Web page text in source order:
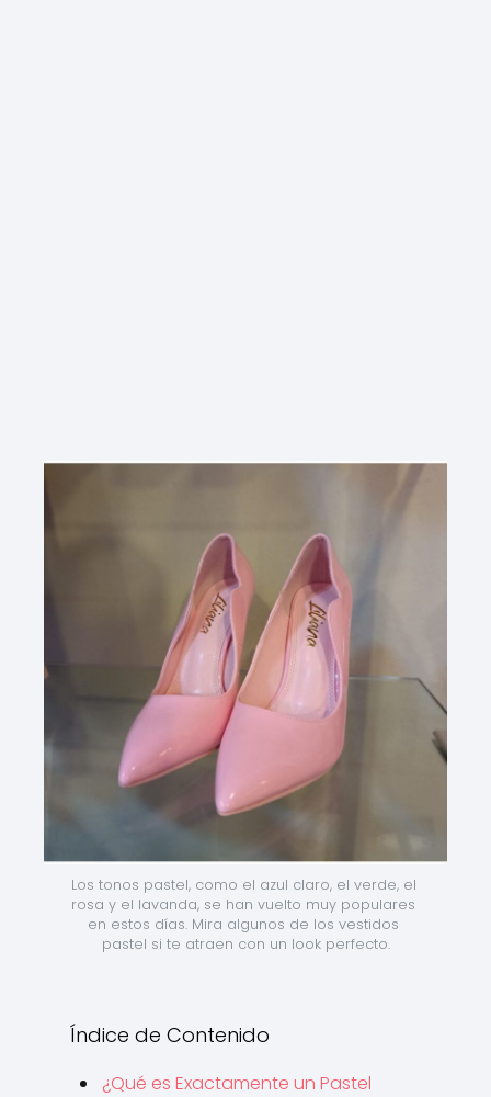
Los tonos pastel, como el azul claro, el verde, el
rosa y el lavanda, se han vuelto muy populares
en estos días. Mira algunos de los vestidos
pastel si te atraen con un look perfecto.
Índice de Contenido
¿Qué es Exactamente un Pastel